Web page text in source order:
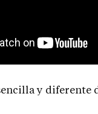
y diferente